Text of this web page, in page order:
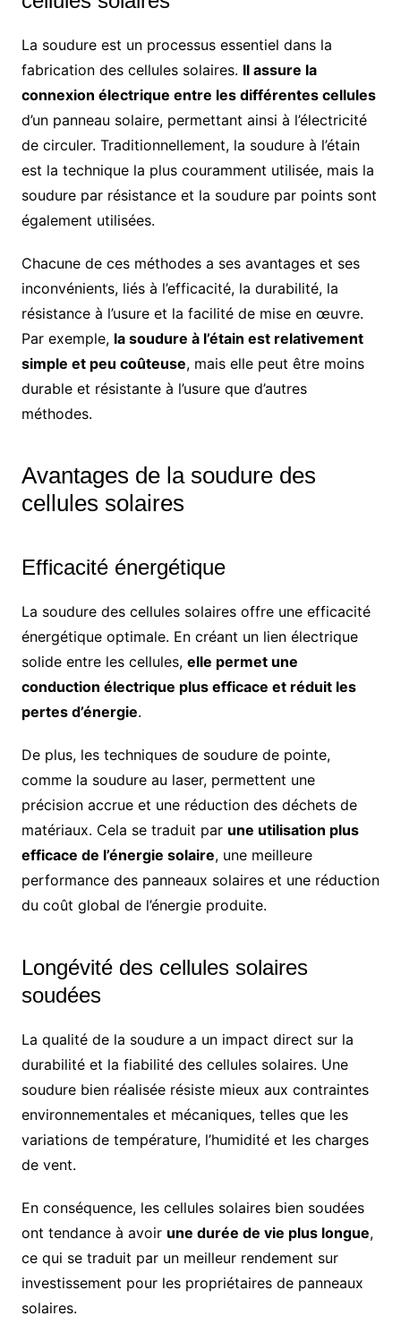
La soudure est un processus essentiel dans la
fabrication des cellules solaires. Il assure la
connexion électrique entre les différentes cellules
d’un panneau solaire, permettant ainsi à l’électricité
de circuler. Traditionnellement, la soudure à l’étain
est la technique la plus couramment utilisée, mais la
soudure par résistance et la soudure par points sont
également utilisées.
Chacune de ces méthodes a ses avantages et ses
inconvénients, liés à l’efficacité, la durabilité, la
résistance à l’usure et la facilité de mise en œuvre.
Par exemple, la soudure à l’étain est relativement
simple et peu coûteuse, mais elle peut être moins
durable et résistante à l’usure que d’autres
méthodes.
Avantages de la soudure des
cellules solaires
Efficacité énergétique
La soudure des cellules solaires offre une efficacité
énergétique optimale. En créant un lien électrique
solide entre les cellules, elle permet une
conduction électrique plus efficace et réduit les
pertes d’énergie.
De plus, les techniques de soudure de pointe,
comme la soudure au laser, permettent une
précision accrue et une réduction des déchets de
matériaux. Cela se traduit par une utilisation plus
efficace de l’énergie solaire, une meilleure
performance des panneaux solaires et une réduction
du coût global de l’énergie produite.
Longévité des cellules solaires
soudées
La qualité de la soudure a un impact direct sur la
durabilité et la fiabilité des cellules solaires. Une
soudure bien réalisée résiste mieux aux contraintes
environnementales et mécaniques, telles que les
variations de température, l’humidité et les charges
de vent.
En conséquence, les cellules solaires bien soudées
ont tendance à avoir une durée de vie plus longue,
ce qui se traduit par un meilleur rendement sur
investissement pour les propriétaires de panneaux
solaires.